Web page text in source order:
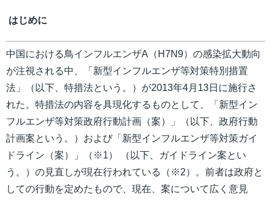
はじめに
中国における鳥インフルエンザA（H7N9）の感染拡大動向
が注視される中、「新型インフルエンザ等対策特別措置
法」（以下、特措法という。）が2013年4月13日に施行さ
れた。特措法の内容を具現化するものとして、「新型イン
フルエンザ等対策政府行動計画（案）」（以下、政府行動
計画案という。）および「新型インフルエンザ等対策ガイ
ドライン（案）」（※1） （以下、ガイドライン案とい
う。）の見直しが現在行われている（※2）。前者は政府と
しての行動を定めたもので、現在、案について広く意見